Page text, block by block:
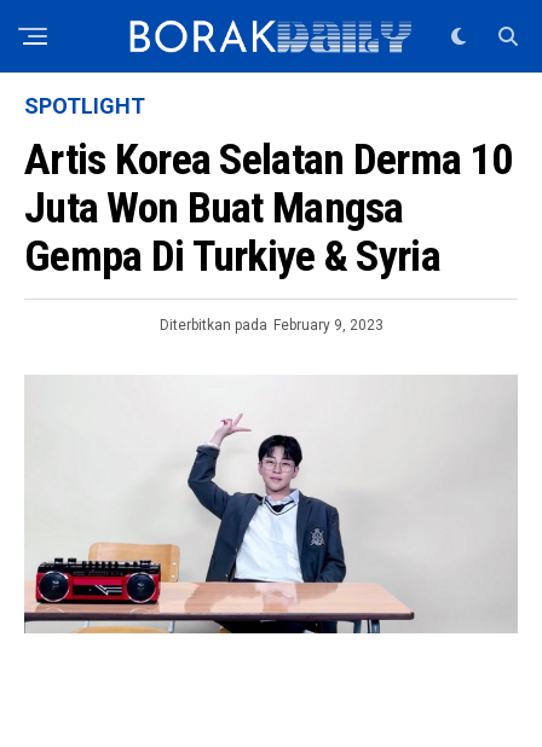
SPOTLIGHT
Artis Korea Selatan Derma 10
Juta Won Buat Mangsa
Gempa Di Turkiye & Syria
Diterbitkan pada February 9, 2023